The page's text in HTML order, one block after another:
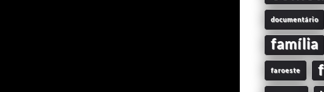
documentário
família
faroeste